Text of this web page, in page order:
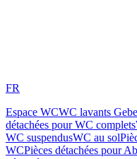
FR
Espace WCWC lavants
détachées pour WC complets
WC suspendusWC au sol
WCPièces détachées pour